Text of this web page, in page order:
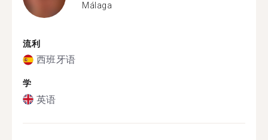
Málaga
流利
西班牙语
学
英语